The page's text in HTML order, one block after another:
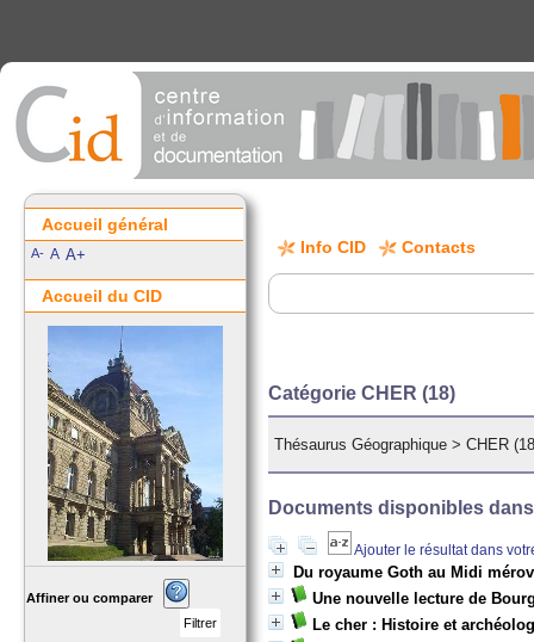
Info CID Contacts
Catégorie CHER (18)
Thésaurus Géographique >CHER
Documents disponibles
Ajouter le résultat dans
Du royaume Goth au Midi
Une nouvelle lecture de
Le cher : Histoire et
Accueil général
A- A A+
Accueil du CID
Affiner ou comparer